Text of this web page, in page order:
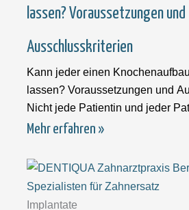
lassen? Voraussetzungen und
Ausschlusskriterien
Kann jeder einen
lassen? Voraussetzungen und
Nicht jede Patientin und jeder
automatisch für einen
Mehr erfahren »
Implantate